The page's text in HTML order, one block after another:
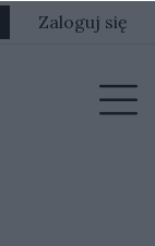
Zaloguj się